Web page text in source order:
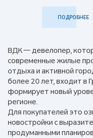
ПОДРОБНЕЕ
ВДК — девелопер,
современные жилые
отдыха и активной
более 20 лет, входит в
формирует новый
регионе.
Для покупателей это
новостройки с
продуманными